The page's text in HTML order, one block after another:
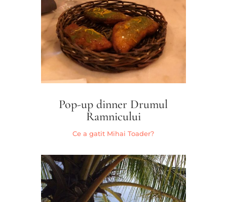
Pop-up dinner Drumul
Ramnicului
Ce a gatit Mihai Toader?